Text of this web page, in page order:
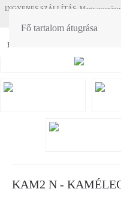
Fő tartalom átugrása
HU
INGYENES SZÁLLÍTÁS:
KAM2 N -